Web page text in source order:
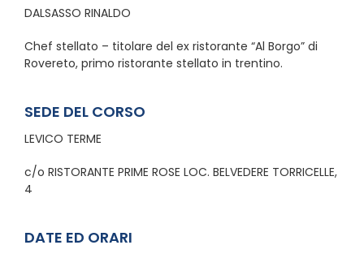
DALSASSO RINALDO
Chef stellato – titolare del ex ristorante “Al Borgo” di
Rovereto, primo ristorante stellato in trentino.
SEDE DEL CORSO
LEVICO TERME
c/o RISTORANTE PRIME ROSE LOC. BELVEDERE TORRICELLE,
4
DATE ED ORARI